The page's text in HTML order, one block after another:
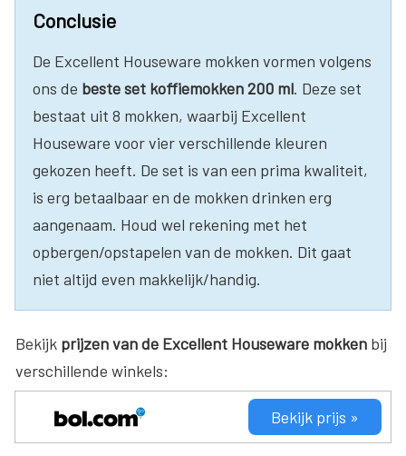
Conclusie
De Excellent Houseware mokken vormen volgens
ons de beste set koffiemokken 200 ml. Deze set
bestaat uit 8 mokken, waarbij Excellent
Houseware voor vier verschillende kleuren
gekozen heeft. De set is van een prima kwaliteit,
is erg betaalbaar en de mokken drinken erg
aangenaam. Houd wel rekening met het
opbergen/opstapelen van de mokken. Dit gaat
niet altijd even makkelijk/handig.
Bekijk prijzen van de Excellent Houseware mokken bij
verschillende winkels:
Bekijk prijs »